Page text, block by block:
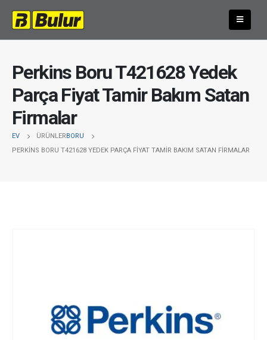
Perkins Boru T421628 Yedek
Parça Fiyat Tamir Bakım Satan
Firmalar
EV ÜRÜNLERBORU
PERKINS BORU T421628 YEDEK PARÇA FIYAT TAMIR BAKIM SATAN FIRMALAR